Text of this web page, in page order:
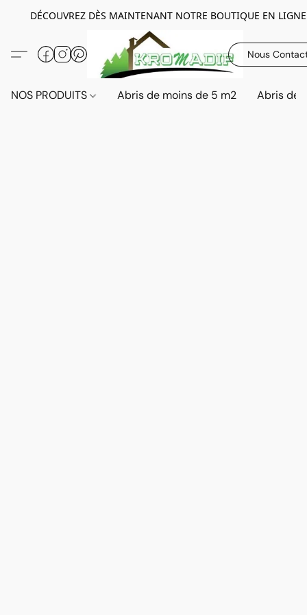
DÉCOUVREZ DÈS MAINTENANT NOTRE BOUTIQUE EN LIGNE
Nous
NOS PRODUITS Abris de moins de 5 m2 Abris de